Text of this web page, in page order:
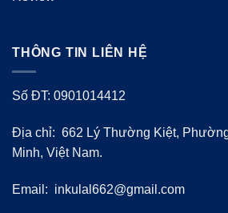
THÔNG TIN LIÊN HỆ
Số ĐT: 0901014412
Địa chỉ: 662 Lý Thường Kiệt,
Minh, Việt Nam.
Email: inkulal662@gmail.com